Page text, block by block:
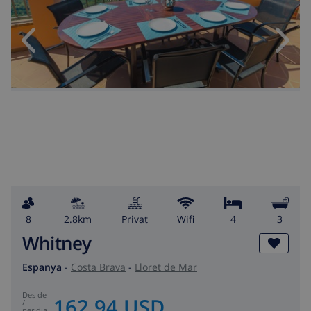
8 2.8km Privat wifi 4 3
Whitney
Espanya - Costa Brava - Lloret de Mar
des de
/